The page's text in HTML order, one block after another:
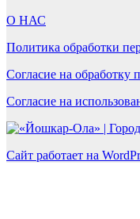
О НАС
Политика обработки
Согласие на обработку
Согласие на
Сайт работает на